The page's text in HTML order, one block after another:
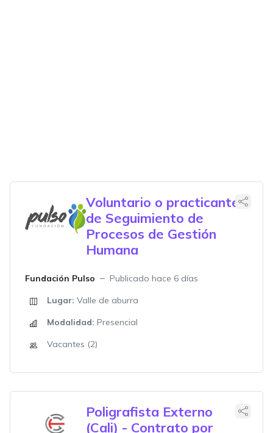
Voluntario o practicante
de Seguimiento de
Procesos de Gestión
Humana
Fundación Pulso
Publicado hace 6 días
Lugar: Valle de aburra
Modalidad: Presencial
Vacantes (2)
Poligrafista Externo
(Cali) - Contrato por